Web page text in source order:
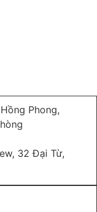
Phong,
32 Đại Từ,